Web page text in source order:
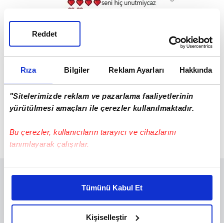
Rıza Bilgiler Reklam Ayarları Hakkında
"Sitelerimizde reklam ve pazarlama faaliyetlerinin
yürütülmesi amaçları ile çerezler kullanılmaktadır.
Bu çerezler, kullanıcıların tarayıcı ve cihazlarını
tanımlayarak çalışırlar.
Bu çerezlere izin vermeniz halinde sizlere özel
daha iyi reklam deneyimi yaşatabiliriz. Bunu yaparken
amacımızın size daha iyi bir reklam deneyimi sunmak
olduğunu ve sizlere en iyi içerikleri sunabilmek adına
Tümünü Kabul Et
Kişiselleştir
Reddet